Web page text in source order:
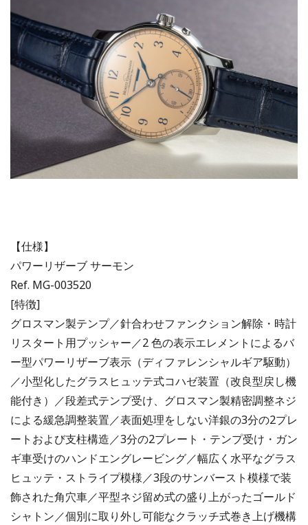
【仕様】
パワーリザーブ サーモン
Ref. MG-003520
[特徴]
グロスマン製テンプ／針合わせファンクション解除・時計
リスタート用プッシャー／2 色の表示エレメントによるバ
ー型パワーリザーブ表示（ディファレンシャルギア駆動）
／小型化したグラスヒュッテ式コハゼ装置（改良型戻し機
能付き）／段差式テンプ受け、グロスマン製精密調整ネジ
による緩急調整装置／表面処理をしない洋銀の3分の2プレ
ートおよび支柱構造／3分の2プレート・テンプ受け・ガン
ギ車受けのハンドエングレービング／幅広く水平なグラス
ヒュッテ・ストライプ模様／3段のサンバースト模様で装
飾された角穴車／平型ネジ留め式の盛り上がったゴールド
シャトン／個別に取り外し可能なクラッチ式巻き上げ機構